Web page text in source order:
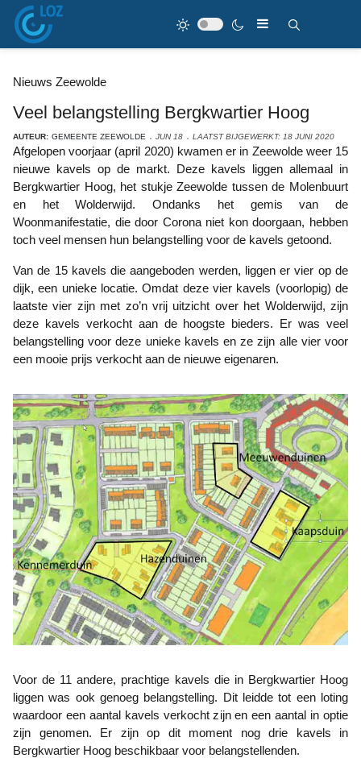
Nieuws Zeewolde
Veel belangstelling Bergkwartier Hoog
AUTEUR: GEMEENTE ZEEWOLDE JUN 18 LAATST BIJGEWERKT: 18 JUNI 2020
Afgelopen voorjaar (april 2020) kwamen er in Zeewolde weer 15
nieuwe kavels op de markt. Deze kavels liggen allemaal in
Bergkwartier Hoog, het stukje Zeewolde tussen de Molenbuurt
en het Wolderwijd. Ondanks het gemis van de
Woonmanifestatie, die door Corona niet kon doorgaan, hebben
toch veel mensen hun belangstelling voor de kavels getoond.
Van de 15 kavels die aangeboden werden, liggen er vier op de
dijk, een unieke locatie. Omdat deze vier kavels (voorlopig) de
laatste vier zijn met zo’n vrij uitzicht over het Wolderwijd, zijn
deze kavels verkocht aan de hoogste bieders. Er was veel
belangstelling voor deze unieke kavels en ze zijn alle vier voor
een mooie prijs verkocht aan de nieuwe eigenaren.
Voor de 11 andere, prachtige kavels die in Bergkwartier Hoog
liggen was ook genoeg belangstelling. Dit leidde tot een loting
waardoor een aantal kavels verkocht zijn en een aantal in optie
zijn genomen. Er zijn op dit moment nog drie kavels in
Bergkwartier Hoog beschikbaar voor belangstellenden.